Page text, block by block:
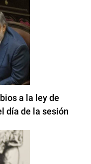
a la ley de
día de la sesión